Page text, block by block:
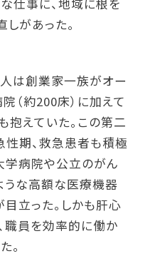
仕事に、地域に根を
があった。
は創業家一族がオー
（約200床）に加えて
抱えていた。この第二
性期、救急患者も積極
学病院や公立のがん
うな高額な医療機器
立った。しかも肝心
職員を効率的に働か
。